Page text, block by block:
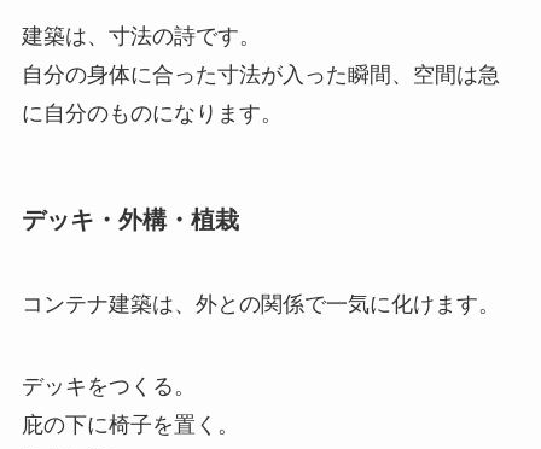
建築は、寸法の詩です。
自分の身体に合った寸法が入った瞬間、空間は急
に自分のものになります。
デッキ・外構・植栽
コンテナ建築は、外との関係で一気に化けます。
デッキをつくる。
庇の下に椅子を置く。